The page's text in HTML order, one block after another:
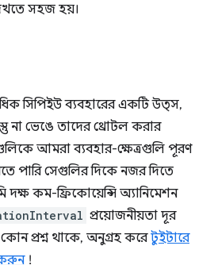
সহজ হয়।
সিপিইউ ব্যবহারের একটি উত্স,
না ভেঙে তাদের থ্রোটল করার
আমরা ব্যবহার-ক্ষেত্রগুলি পূরণ
পারি সেগুলির দিকে নজর দিতে
দক্ষ কম-ফ্রিকোয়েন্সি অ্যানিমেশন
প্রয়োজনীয়তা দূর
প্রশ্ন থাকে, অনুগ্রহ করেটুইটারে
!